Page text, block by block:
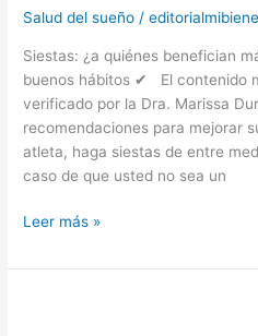
Salud del sueño /
Siestas: ¿a quiénes benefician
buenos hábitos ✔ El contenido
verificado por la Dra. Marissa
recomendaciones para mejorar
atleta, haga siestas de entre
caso de que usted no sea un
y
quiénes
menos?
Leer más »